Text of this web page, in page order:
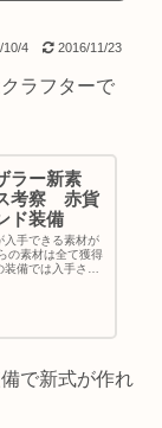
10/4 2016/11/23
ラフターで
ラー新素
考察 赤貨
ド装備
入手できる素材が
の素材は全て獲得
装備では入手さえ
で新式が作れ